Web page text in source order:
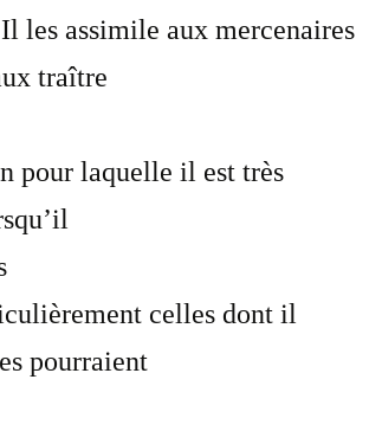
les assimile aux mercenaires
traître
pour laquelle il est très
celles dont il
pourraient